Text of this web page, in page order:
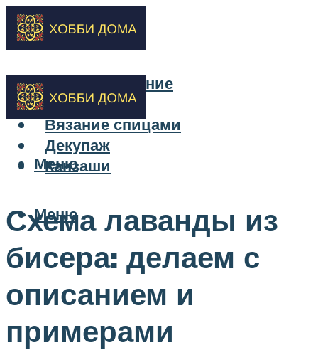
Бисероплетение
Вышивка
Вязание спицами
Декупаж
Канзаши
Меню
Меню
Схема лаванды из
бисера: делаем с
описанием и
примерами